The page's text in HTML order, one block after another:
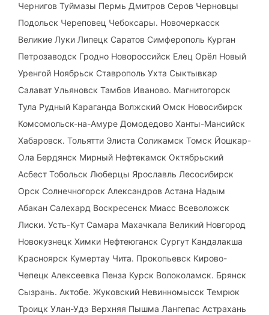
Чернигов Туймазы Пермь Дмитров Серов Черновцы
Подольск Череповец Чебоксары. Новочеркасск
Великие Луки Липецк Саратов Симферополь Курган
Петрозаводск Гродно Новороссийск Елец Орёл Новый
Уренгой Ноябрьск Ставрополь Ухта Сыктывкар
Салават Ульяновск Тамбов Иваново. Магнитогорск
Тула Рудный Караганда Волжский Омск Новосибирск
Комсомольск-на-Амуре Домодедово Ханты-Мансийск
Хабаровск. Тольятти Элиста Соликамск Томск Йошкар-
Ола Бердянск Мирный Нефтекамск Октябрьский
Асбест Тобольск Люберцы Ярославль Лесосибирск
Орск Солнечногорск Александров Астана Надым
Абакан Салехард Воскресенск Миасс Всеволожск
Лиски. Усть-Кут Самара Махачкала Великий Новгород
Новокузнецк Химки Нефтеюганск Сургут Кандалакша
Красноярск Кумертау Чита. Прокопьевск Кирово-
Чепецк Алексеевка Пенза Курск Волоколамск. Брянск
Сызрань. Актобе. Жуковский Невинномысск Темрюк
Троицк Улан-Удэ Верхняя Пышма Лангепас Астрахань